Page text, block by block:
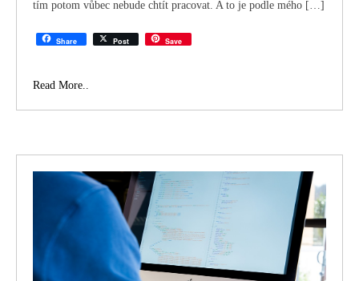
tím potom vůbec nebude chtít pracovat. A to je podle mého […]
Share Post Save
Read More..